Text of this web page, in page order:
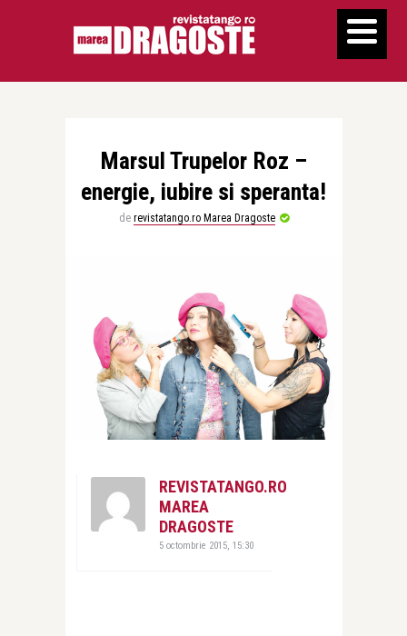
Marsul Trupelor Roz –
energie, iubire si speranta!
de revistatango.ro Marea Dragoste
REVISTATANGO.RO
MAREA
DRAGOSTE
5 octombrie 2015, 15:30